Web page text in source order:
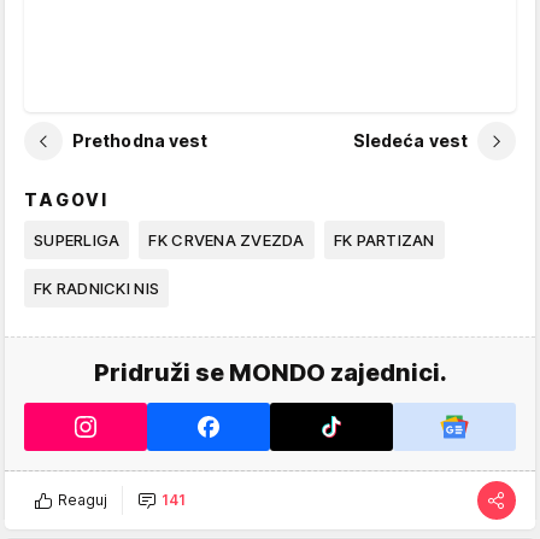
Prethodna vest Sledeća vest
TAGOVI
SUPERLIGA FK CRVENA ZVEZDA FK PARTIZAN
FK RADNICKI NIS
Pridruži se MONDO zajednici.
Reaguj 141